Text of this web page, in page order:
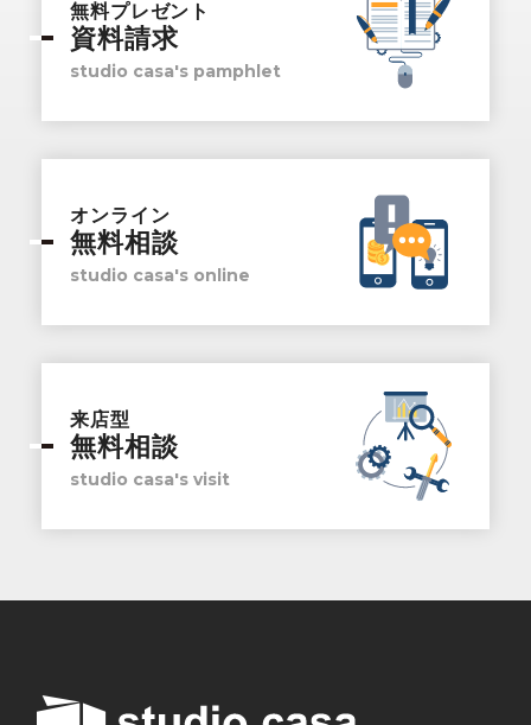
無料プレゼント
資料請求
studio casa's pamphlet
オンライン
無料相談
studio casa's online
来店型
無料相談
studio casa's visit